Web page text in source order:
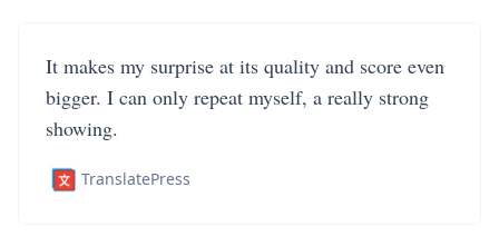
It makes my surprise at its quality and score even
bigger. I can only repeat myself, a really strong
showing.
TranslatePress